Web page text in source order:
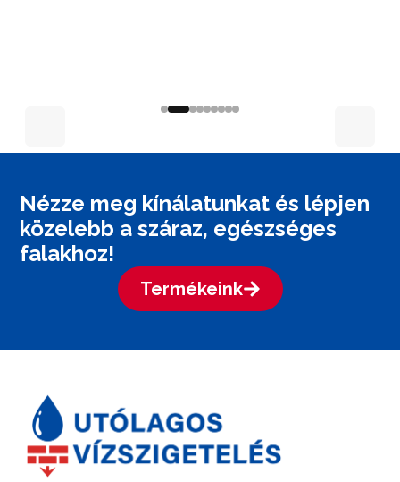
Nézze meg kínálatunkat és lépjen
közelebb a száraz, egészséges
falakhoz!
Termékeink